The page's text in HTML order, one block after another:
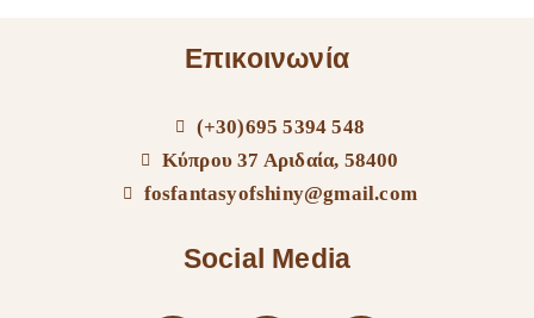
Επικοινωνία
(+30)695 5394 548
Κύπρου 37 Αριδαία, 58400
fosfantasyofshiny@gmail.com
Social Media